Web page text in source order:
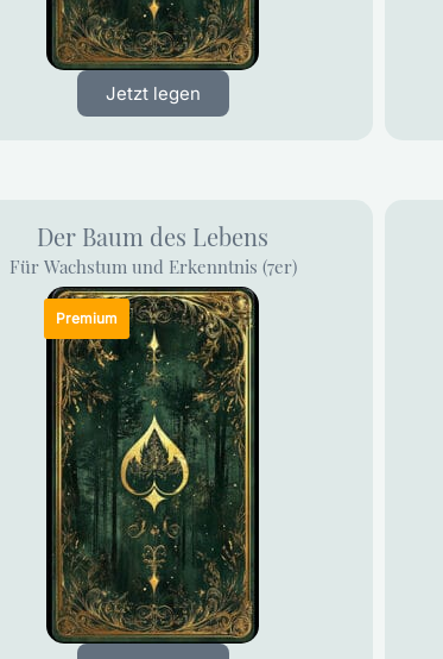
Jetzt legen
Der Baum des Lebens
Für Wachstum und Erkenntnis (7er)